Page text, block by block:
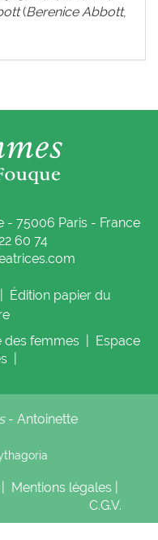
(Berenice Abbott,
- 75006 Paris - France
60 74
Édition papier du
des femmes
Espace
- Antoinette
Mentions légales
C.G.V.